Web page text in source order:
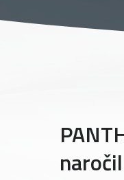
naročil